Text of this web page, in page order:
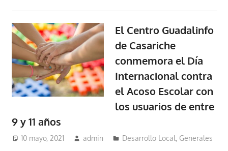
El Centro Guadalinfo
de Casariche
conmemora el Día
Internacional contra
el Acoso Escolar con
los usuarios de entre
9 y 11 años
10 mayo, 2021 admin Desarrollo Local, Generales